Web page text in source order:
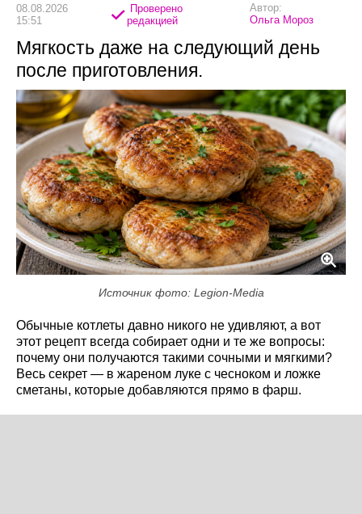
08.08.2026
15:51
Проверено
редакцией
Автор:
Ольга Мороз
Мягкость даже на следующий день
после приготовления.
Источник фото: Legion-Media
Обычные котлеты давно никого не удивляют, а вот
этот рецепт всегда собирает одни и те же вопросы:
почему они получаются такими сочными и мягкими?
Весь секрет — в жареном луке с чесноком и ложке
сметаны, которые добавляются прямо в фарш.